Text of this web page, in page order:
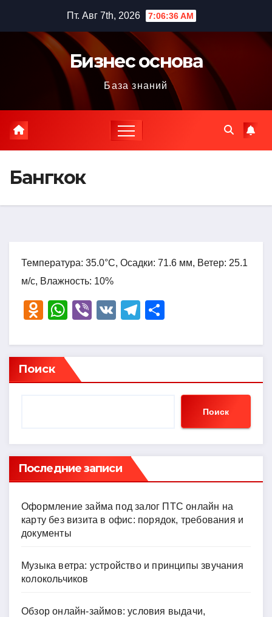
содержимому
Пт. Авг 7th, 2026 7:06:37 AM
Бизнес основа
База знаний
Бангкок
Температура: 35.0°C, Осадки: 71.6 мм, Ветер: 25.1
м/с, Влажность: 10%
O
n
o
kl
ni
ki
W
at
s
A
Vi
er
V
T
e
a
р
в
ть
Поиск
Поиск
Последние записи
Оформление займа под залог ПТС онлайн на
карту без визита в офис: порядок, требования и
документы
Музыка ветра: устройство и принципы звучания
колокольчиков
Обзор онлайн-займов: условия выдачи,